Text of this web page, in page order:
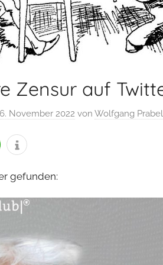
Zensur auf
6. November 2022 von Wolfgang Prabel
gefunden: